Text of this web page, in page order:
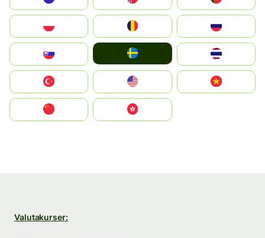
United States
中國香港特別行政區
Valutakurser: